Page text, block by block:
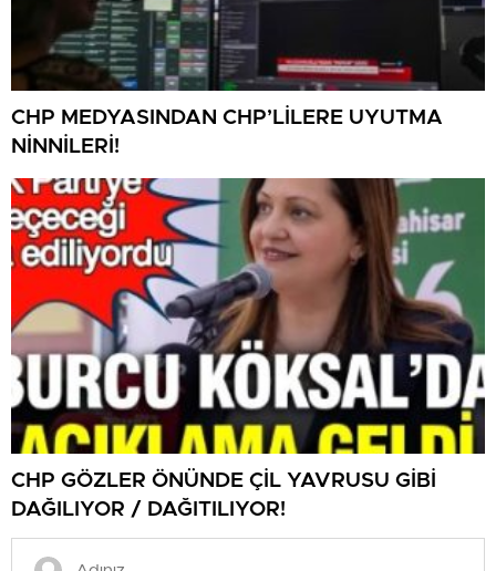
CHP MEDYASINDAN CHP’LİLERE UYUTMA
NİNNİLERİ!
CHP GÖZLER ÖNÜNDE ÇİL YAVRUSU GİBİ
DAĞILIYOR / DAĞITILIYOR!